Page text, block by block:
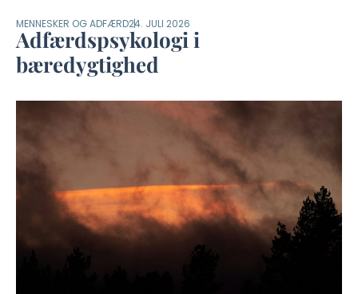
MENNESKER OG ADFÆRD24. JULI 2026
Adfærdspsykologi i
bæredygtighed